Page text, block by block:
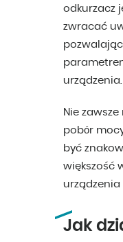
odkurzacz
zwracać
urządzenia.
Nie
pobór
być
większość
urządzenia
Jak